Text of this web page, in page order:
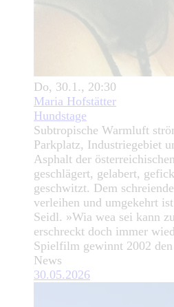
Do, 30.1., 20:30
Maria Hofstätter
Hundstage
Subtropische Warmluft
Parkplatz, Industriegebiet
Asphalt der
geschlägert, gelabert,
geschwitzt. Dem
verleihen und umgekehrt
Seidl. »Wia wea sei kann
erschreckt doch immer
Spielfilm gewinnt 2002
News
30.05.2026